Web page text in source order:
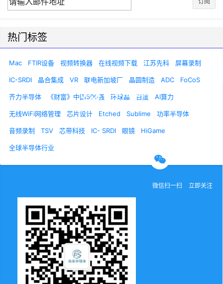
热门标签
Mac FTIR设备 视频转换器 在线视频下载 江苏先科 屏幕录制
IC-SRDI 晶合集成 VR 联电新加坡厂 晶圆制造 ADC FoCoS
齐力半导体 《财富》中国500强 环球晶 百度 AI算力
无线WiFi网络管理 芯片设计 Etched Sublime 功率半导体
音频录制 TSV 芯带科技 IC- SRDI 眼镜 HiGame
全球半导体行业
微信扫一扫 立即关注